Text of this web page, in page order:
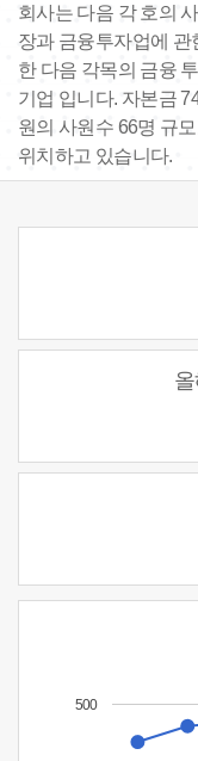
회사는 다음 각 호의
장과 금융투자업에 관
한 다음 각목의 금융
기업 입니다. 자본금
원의 사원수 66명 규
위치하고 있습니다.
500